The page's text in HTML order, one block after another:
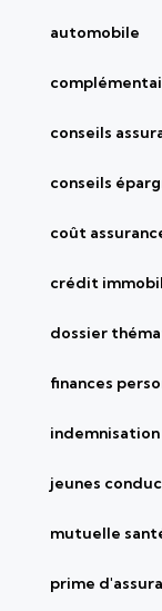
automobile
conseils
conseils
coût
crédit
dossier
finances
indemnisation
jeunes
mutuelle
prime